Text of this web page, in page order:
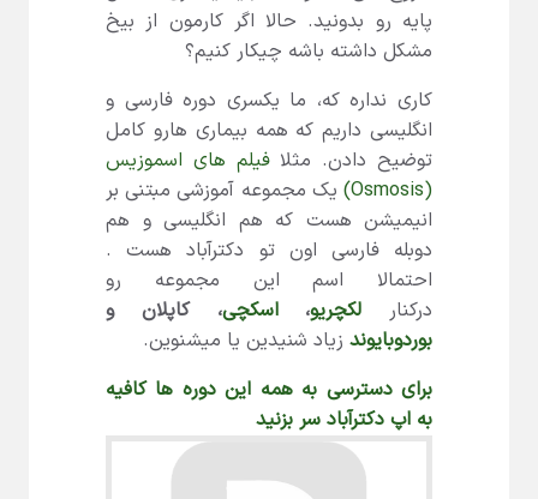
پایه رو بدونید. حالا اگر کارمون از بیخ
مشکل داشته باشه چیکار کنیم؟
کاری نداره که، ما یکسری دوره فارسی و
انگلیسی داریم که همه بیماری هارو کامل
توضیح دادن. مثلافیلم های اسموزیس
(Osmosis)
یک مجموعه آموزشی مبتنی بر
انیمیشن هست که هم انگلیسی و هم
دوبله فارسی اون تو دکترآباد هست .
احتمالا اسم این مجموعه رو
درکنار لکچریو،اسکچی، کاپلان و
بوردوبایوند زیاد شنیدین یا میشنوین.
برای دسترسی به همه این دوره ها کافیه
به اپ دکترآباد سر بزنید